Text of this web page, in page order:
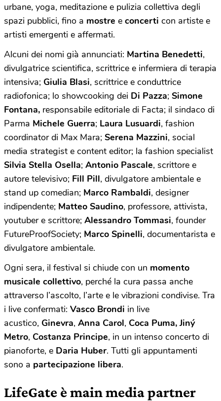
urbane, yoga, meditazione e pulizia collettiva degli
spazi pubblici, fino a mostre e concerti con artiste e
artisti emergenti e affermati.
Alcuni dei nomi già annunciati: Martina Benedetti,
divulgatrice scientifica, scrittrice e infermiera di terapia
intensiva; Giulia Blasi, scrittrice e conduttrice
radiofonica; lo showcooking dei Di Pazza; Simone
Fontana, responsabile editoriale di Facta; il sindaco di
Parma Michele Guerra; Laura Lusuardi, fashion
coordinator di Max Mara; Serena Mazzini, social
media strategist e content editor; la fashion specialist
Silvia Stella Osella; Antonio Pascale, scrittore e
autore televisivo; Fill Pill, divulgatore ambientale e
stand up comedian; Marco Rambaldi, designer
indipendente; Matteo Saudino, professore, attivista,
youtuber e scrittore; Alessandro Tommasi, founder
FutureProofSociety; Marco Spinelli, documentarista e
divulgatore ambientale.
Ogni sera, il festival si chiude con un momento
musicale collettivo, perché la cura passa anche
attraverso l’ascolto, l’arte e le vibrazioni condivise. Tra
i live confermati: Vasco Brondi in live
acustico, Ginevra, Anna Carol, Coca Puma, Jiný
Metro, Costanza Principe, in un intenso concerto di
pianoforte, e Daria Huber. Tutti gli appuntamenti
sono a partecipazione libera.
LifeGate è main media partner